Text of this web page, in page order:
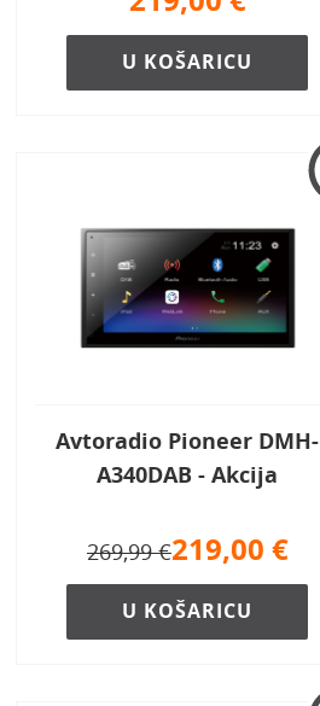
U KOŠARICU
Avtoradio Pioneer DMH-
A340DAB - Akcija
269,99 €219,00 €
U KOŠARICU